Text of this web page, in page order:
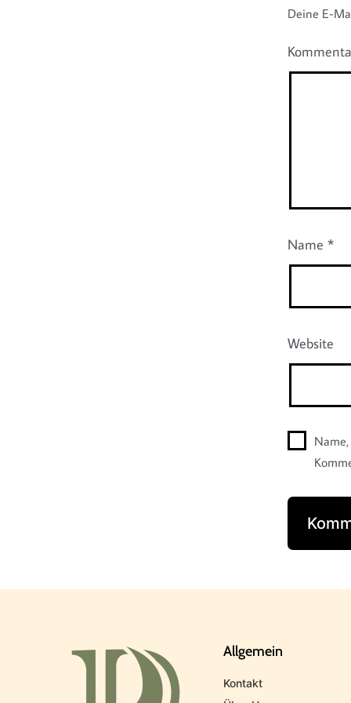
Deine E-
Name *
Website
Allgemein
Kontakt